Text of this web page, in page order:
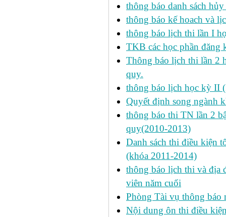
thông báo danh sách
thông báo kế hoach và
thông báo lịch thi lần I
TKB các học phần
Thông báo lịch thi lần 2
quy.
thông báo lịch học kỳ II
Quyết định song ngành
thông báo thi TN lần 2
quy(2010-2013)
Danh sách thi điều kiện
(khóa 2011-2014)
thông báo lịch thi và địa
viên năm cuối
Phòng Tài vụ thông báo
Nội dung ôn thi điều